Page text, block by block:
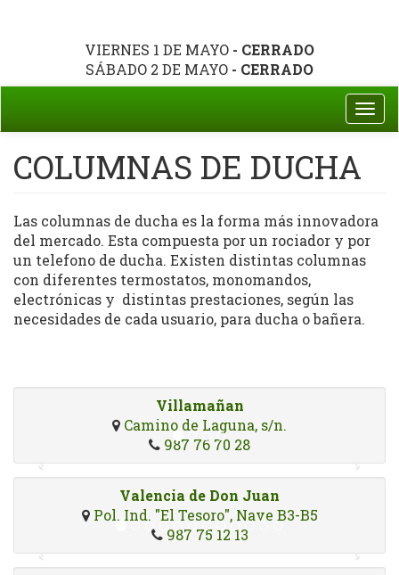
VIERNES 1 DE MAYO - CERRADO
SÁBADO 2 DE MAYO - CERRADO
COLUMNAS DE DUCHA
Las columnas de ducha es la forma más innovadora
del mercado. Esta compuesta por un rociador y por
un telefono de ducha. Existen distintas columnas
con diferentes termostatos, monomandos,
electrónicas y distintas prestaciones, según las
necesidades de cada usuario, para ducha o bañera.
Villamañan
Camino de Laguna, s/n.
987 76 70 28
Valencia de Don Juan
Pol. Ind. "El Tesoro", Nave B3-B5
987 75 12 13